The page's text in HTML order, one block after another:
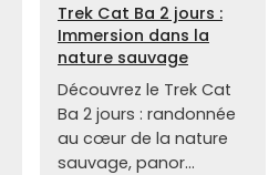
Trek Cat Ba 2 jours :
Immersion dans la
nature sauvage
Découvrez le Trek Cat
Ba 2 jours : randonnée
au cœur de la nature
sauvage, panor...